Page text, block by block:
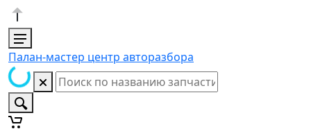
Палан-мастер центр авторазбора